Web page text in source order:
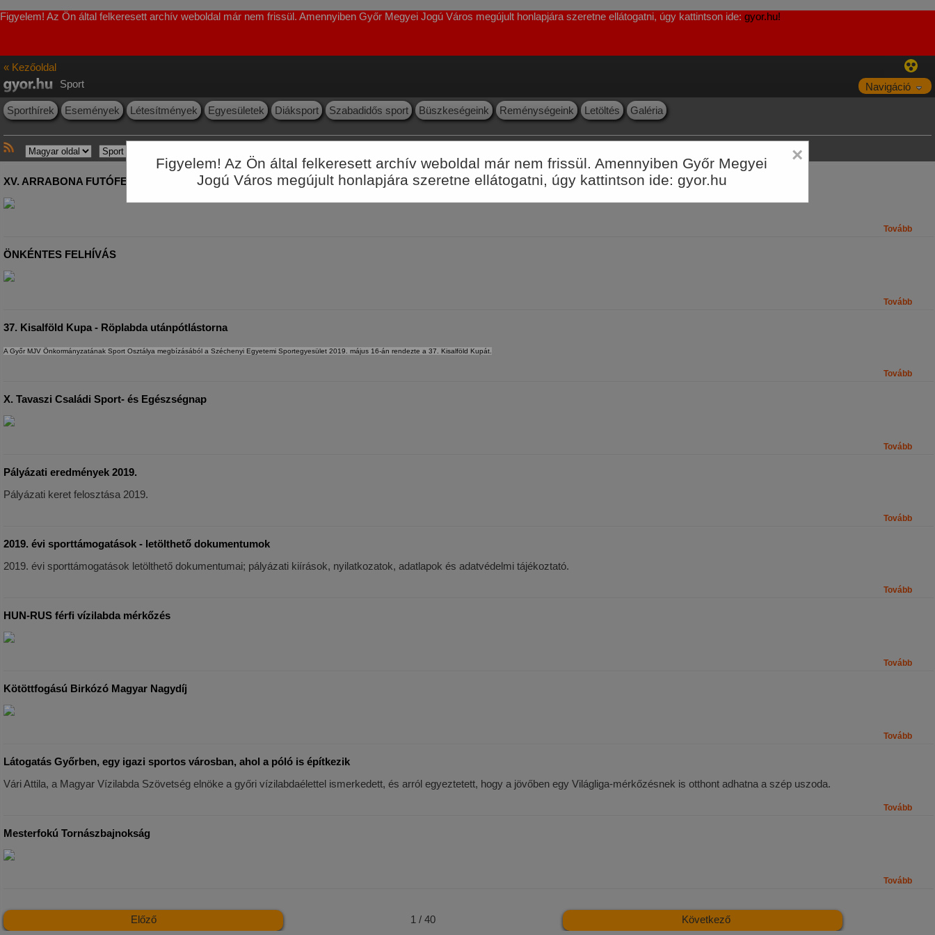
×
Figyelem! Az Ön által felkeresett archív weboldal már nem frissül. Amennyiben Győr Megyei
Jogú Város megújult honlapjára szeretne ellátogatni, úgy kattintson ide: gyor.hu
Figyelem! Az Ön által felkeresett archív weboldal már nem frissül. Amennyiben Győr Megyei Jogú Város megújult honlapjára szeretne ellátogatni, úgy kattintson ide: gyor.hu!
« Kezőoldal
Sport
Navigáció
Sporthírek
Események Létesítmények Egyesületek Diáksport Szabadidős sport Büszkeségeink Reménységeink Letöltés Galéria
XV. ARRABONA FUTÓFESZTIVÁL
Tovább
ÖNKÉNTES FELHÍVÁS
Tovább
37. Kisalföld Kupa - Röplabda utánpótlástorna
A Győr MJV Önkormányzatának Sport Osztálya megbízásából a Széchenyi Egyetemi Sportegyesület 2019. május 16-án rendezte a 37. Kisalföld Kupát.
Tovább
X. Tavaszi Családi Sport- és Egészségnap
Tovább
Pályázati eredmények 2019.
Pályázati keret felosztása 2019.
Tovább
2019. évi sporttámogatások - letölthető dokumentumok
2019. évi sporttámogatások letölthető dokumentumai; pályázati kiírások, nyilatkozatok, adatlapok és adatvédelmi tájékoztató.
Tovább
HUN-RUS férfi vízilabda mérkőzés
Tovább
Kötöttfogású Birkózó Magyar Nagydíj
Tovább
Látogatás Győrben, egy igazi sportos városban, ahol a póló is építkezik
Vári Attila, a Magyar Vízilabda Szövetség elnöke a győri vízilabdaélettel ismerkedett, és arról egyeztetett, hogy a jövőben egy Világliga-mérkőzésnek is otthont adhatna a szép uszoda.
Tovább
Mesterfokú Tornászbajnokság
Tovább
Előző 1 / 40 Következő